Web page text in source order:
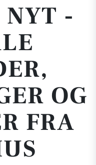
NYT -
OG
FRA